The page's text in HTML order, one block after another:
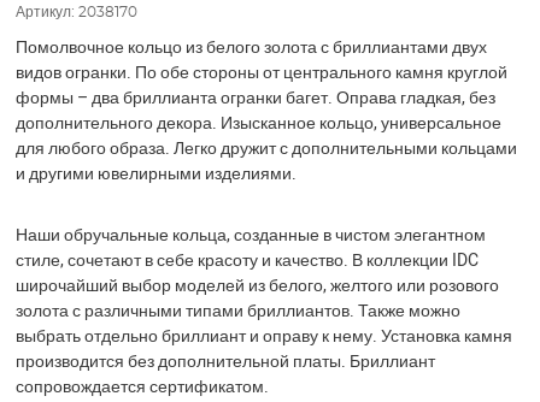
Артикул:2038170
Помолвочное кольцо из белого золота с бриллиантами двух
видов огранки. По обе стороны от центрального камня круглой
формы – два бриллианта огранки багет. Оправа гладкая, без
дополнительного декора. Изысканное кольцо, универсальное
для любого образа. Легко дружит с дополнительными кольцами
и другими ювелирными изделиями.
Наши обручальные кольца, созданные в чистом элегантном
стиле, сочетают в себе красоту и качество. В коллекции IDC
широчайший выбор моделей из белого, желтого или розового
золота с различными типами бриллиантов. Также можно
выбрать отдельно бриллиант и оправу к нему. Установка камня
производится без дополнительной платы. Бриллиант
сопровождается сертификатом.